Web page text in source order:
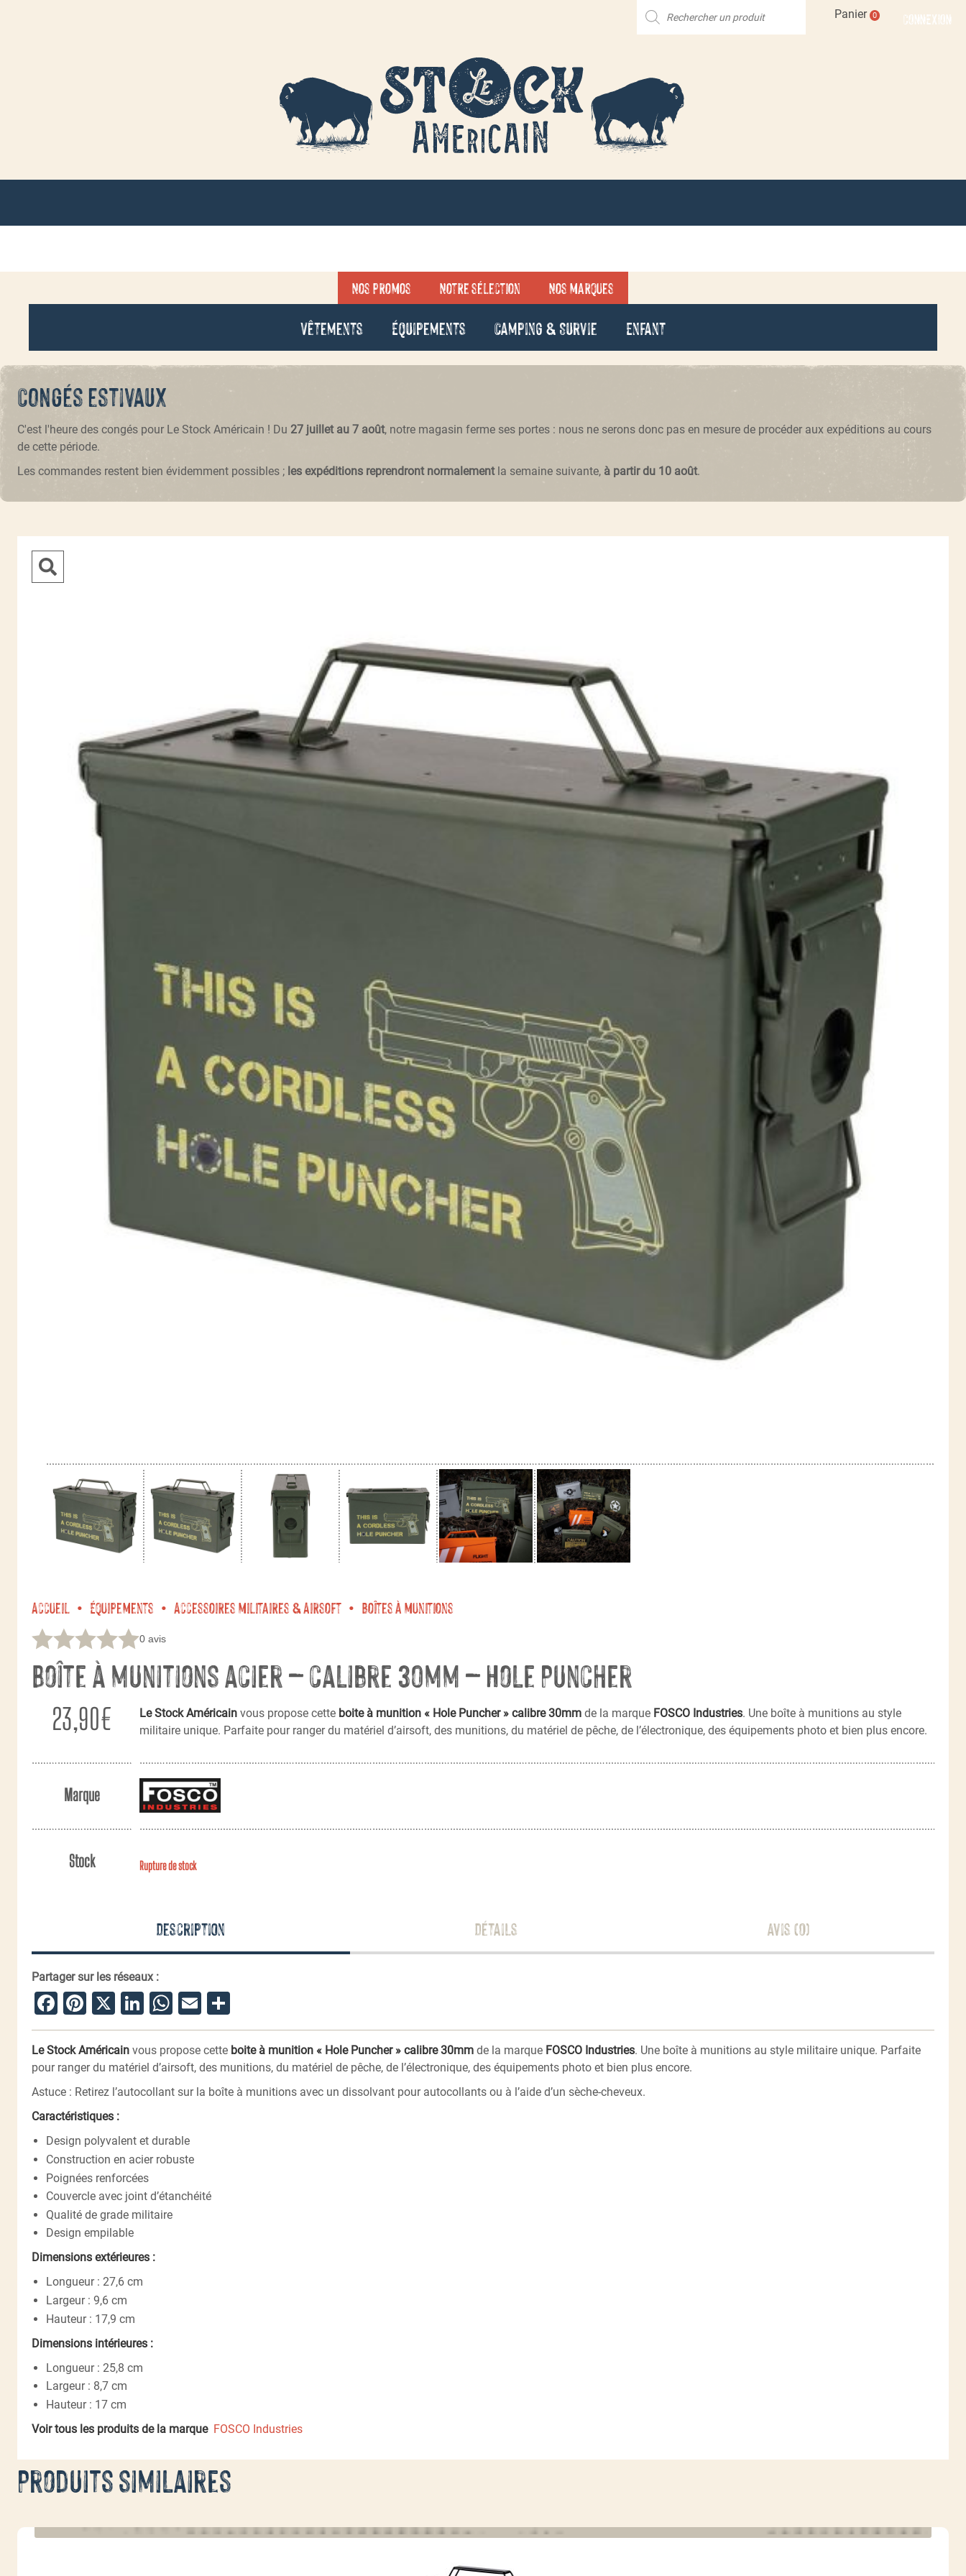
Panier 0 CONNEXION
Nos promos Notre sélection Nos marques
Vêtements Équipements Camping & Survie Enfant
Congés estivaux
C'est l'heure des congés pour Le Stock Américain ! Du 27 juillet au 7 août, notre magasin ferme ses portes : nous ne serons donc pas en mesure de procéder aux expéditions au cours
de cette période.
Les commandes restent bien évidemment possibles ; les expéditions reprendront normalementla semaine suivante, à partir du 10 août.
Accueil Équipements Accessoires militaires & Airsoft Boîtes à munitions
0 avis
Boîte à munitions acier – calibre 30mm – Hole Puncher
23,90€ Le Stock Américain vous propose cette boite à munition « Hole Puncher » calibre 30mm de la marque FOSCO Industries. Une boîte à munitions au style
militaire unique. Parfaite pour ranger du matériel d’airsoft, des munitions, du matériel de pêche, de l’électronique, des équipements photo et bien plus encore.
Marque
Stock Rupture de stock
Description Détails Avis (0)
Partager sur les réseaux :
Facebook
Pinterest
X LinkedIn
WhatsApp
Email
Le Stock Américain vous propose cette boite à munition « Hole Puncher » calibre 30mm de la marque FOSCO Industries. Une boîte à munitions au style militaire unique. Parfaite
pour ranger du matériel d’airsoft, des munitions, du matériel de pêche, de l’électronique, des équipements photo et bien plus encore.
Astuce : Retirez l’autocollant sur la boîte à munitions avec un dissolvant pour autocollants ou à l’aide d’un sèche-cheveux.
Caractéristiques :
Design polyvalent et durable
Construction en acier robuste
Poignées renforcées
Couvercle avec joint d’étanchéité
Qualité de grade militaire
Design empilable
Dimensions extérieures :
Longueur : 27,6 cm
Largeur : 9,6 cm
Hauteur : 17,9 cm
Dimensions intérieures :
Longueur : 25,8 cm
Largeur : 8,7 cm
Hauteur : 17 cm
Voir tous les produits de la marque FOSCO Industries
Produits similaires